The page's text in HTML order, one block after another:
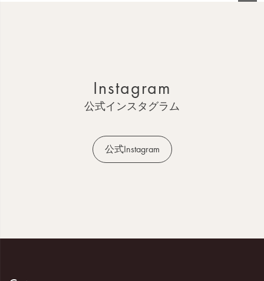
Instagram
公式インスタグラム
公式Instagram